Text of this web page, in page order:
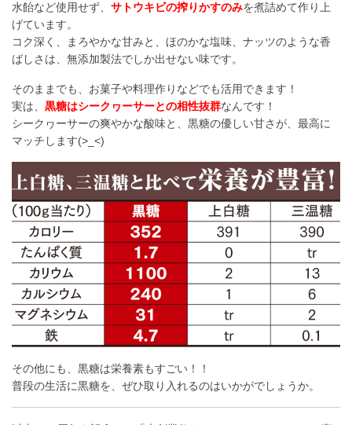
水飴など使用せず、 サトウキビの搾りかすのみを煮詰めて作り上
げています。
コク深く、まろやかな甘みと、ほのかな塩味、ナッツのような香
ばしさは、無添加製法でしか出せない味です。
そのままでも、お菓子や料理作りなどでも活用できます！
実は、 黒糖はシークヮーサーとの相性抜群なんです！
シークヮーサーの爽やかな酸味と、黒糖の優しい甘さが、最高に
マッチします(>_<)
その他にも、黒糖は栄養素もすごい！！
普段の生活に黒糖を、ぜひ取り入れるのはいかがでしょうか。